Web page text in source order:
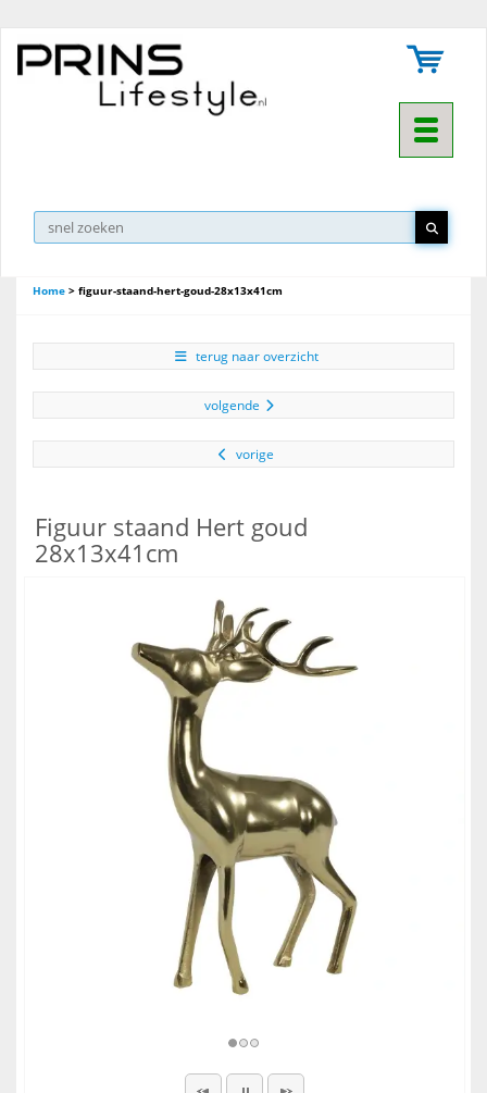
Toggle
Home > figuur-staand-hert-goud-28x13x41cm
terug naar overzicht
volgende
vorige
Figuur staand Hert goud
28x13x41cm